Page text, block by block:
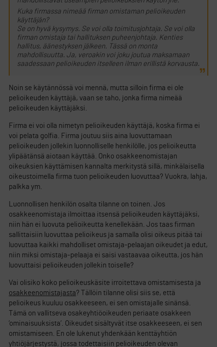
Kuka firmassa nimeää firman omistaman pelioikeuden
käyttäjän?
Se on hyvä kysymys. Se voi olla toimitusjohtaja. Se voi olla
firman omistaja tai hallituksen puheenjohtaja. Kenties
hallitus, äänestyksen jälkeen. Tässä on monta
mahdollisuutta. Ja, veroakin voi joku joutua maksamaan
saadessaan pelioikeuden itselleen ilman erillistä korvausta.
Noin se käytännössä voi mennä, mutta silloin firma ei ole
pelioikeuden käyttäjä, vaan se taho, jonka firma nimeää
pelioikeuden käyttäjäksi.
Firma ei voi olla nimetyn pelioikeuden käyttäjä, koska firma ei
voi pelata golfia. Firma joutuu siis aina luovuttamaan
pelioikeuden jollekin luonnolliselle henkilölle, jos pelioikeutta
ylipäätänsä aiotaan käyttää. Onko osakkeenomistajan
oikeuksien käyttämisen kannalta merkitystä sillä, minkälaisella
oikeustoimella firma tuon pelioikeuden luovuttaa? Vuokra, lahja,
palkka ym.
Luonnollisen henkilön osalta tilanne on toinen. Jos
osakkeenomistaja ilmoittaa itsensä pelioikeuden käyttäjäksi,
niin hän ei luovuta pelioikeutta kenellekään. Jos taas firman
sallittaisiin luovuttaa pelioikeus ja samalla olisi oikeus pitää tai
luovuttaa kaikki mahdolliset omistaja-pelaajan oikeudet ja edut,
niin miksi omistaja-pelaaja ei saisi vastaavaa oikeutta, jos hän
luovuttaisi pelioikeuden jollekin toiselle?
Vai olisiko koko pelioikeuskäsite irroitettava omistamisesta ja
osakkeenomistajasta? Tällöin tilanne olisi siis se, että
pelioikeus kuuluu osakkeeseen, ei sen omistajalle sinänsä.
Tämä on vallitseva osakeyhtiöoikeuden periaate osakkeen
’ominaisuuksista’. Oikeudet sisältyvät itse osakkeeseen, ei sen
omistamiseen. En ole lukenut yhdenkään kenttäyhtiön
yhtiöjärjestystä, jossa todettaisiin pelioikeuden olevan